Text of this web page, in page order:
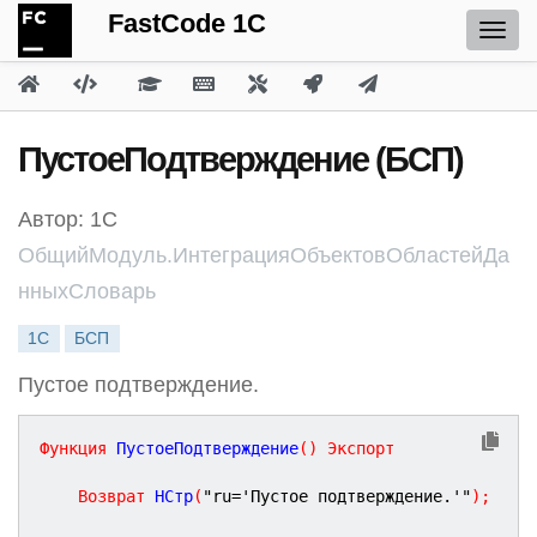
FastCode 1C
ПустоеПодтверждение (БСП)
Автор: 1С
ОбщийМодуль.ИнтеграцияОбъектовОбластейДа
нныхСловарь
1С БСП
Пустое подтверждение.
Функция ПустоеПодтверждение( ) Экспорт
Возврат НСтр( "ru='Пустое подтверждение.'") ;